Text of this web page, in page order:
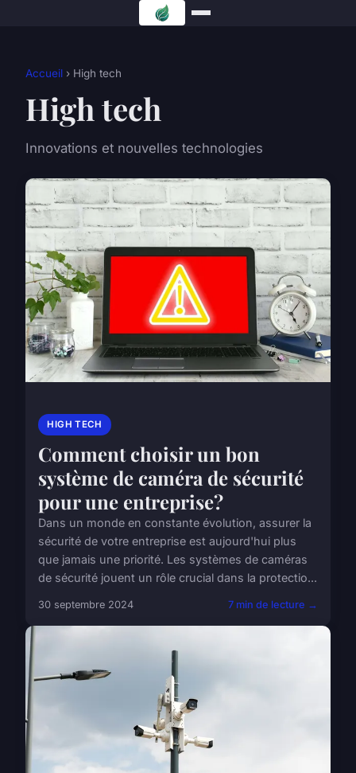
Accueil › High tech
High tech
Innovations et nouvelles technologies
HIGH TECH
Comment choisir un bon
système de caméra de sécurité
pour une entreprise?
Dans un monde en constante évolution, assurer la
sécurité de votre entreprise est aujourd'hui plus
que jamais une priorité. Les systèmes de caméras
de sécurité jouent un rôle crucial dans la protectio...
30 septembre 2024 7 min de lecture →